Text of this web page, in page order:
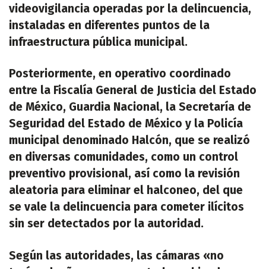
videovigilancia operadas por la delincuencia,
instaladas en diferentes puntos de la
infraestructura pública municipal.
Posteriormente, en operativo coordinado
entre la Fiscalía General de Justicia del Estado
de México, Guardia Nacional, la Secretaría de
Seguridad del Estado de México y la Policía
municipal denominado Halcón, que se realizó
en diversas comunidades, como un control
preventivo provisional, así como la revisión
aleatoria para eliminar el halconeo, del que
se vale la delincuencia para cometer ilícitos
sin ser detectados por la autoridad.
Según las autoridades, las cámaras «no